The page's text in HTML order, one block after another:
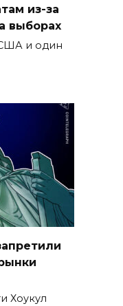
из-за
выборах
США и один
Хоукул